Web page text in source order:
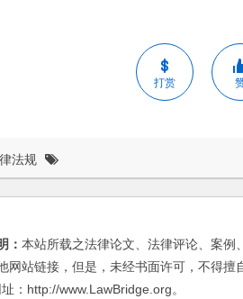
打赏
法规
： 本站所载之法律论文、法律评论、案例
网站链接，但是，未经书面许可，不得
：http://www.LawBridge.org。